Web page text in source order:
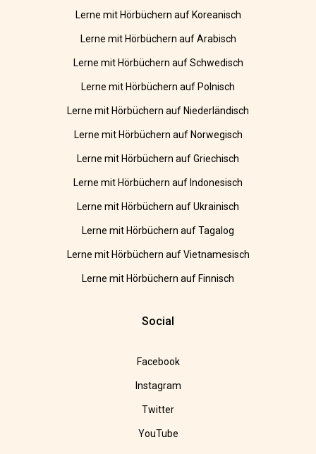
Lerne mit Hörbüchern auf Koreanisch
Lerne mit Hörbüchern auf Arabisch
Lerne mit Hörbüchern auf Schwedisch
Lerne mit Hörbüchern auf Polnisch
Lerne mit Hörbüchern auf Niederländisch
Lerne mit Hörbüchern auf Norwegisch
Lerne mit Hörbüchern auf Griechisch
Lerne mit Hörbüchern auf Indonesisch
Lerne mit Hörbüchern auf Ukrainisch
Lerne mit Hörbüchern auf Tagalog
Lerne mit Hörbüchern auf Vietnamesisch
Lerne mit Hörbüchern auf Finnisch
Social
Facebook
Instagram
Twitter
YouTube